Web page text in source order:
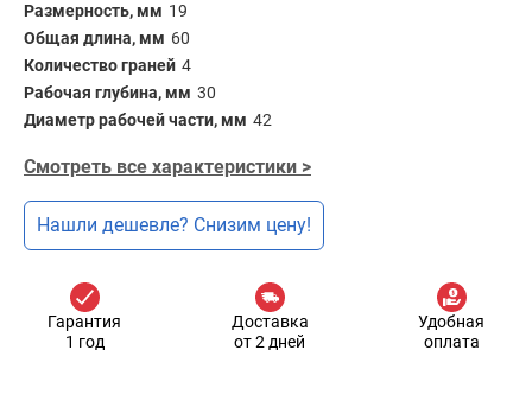
Размерность, мм 19
Общая длина, мм 60
Количество граней 4
Рабочая глубина, мм 30
Диаметр рабочей части, мм 42
Смотреть все характеристики >
Нашли дешевле? Снизим цену!
Гарантия
1 год
Доставка
от 2 дней
Удобная
оплата